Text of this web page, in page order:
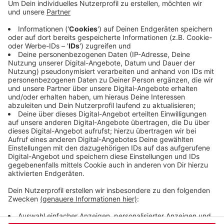
Der Kreis hat durch Corona bei den
Tempokontrollen eine halbe Million weniger
eingenommen, sagte der Kämmerer der Zeitung
"Westfalenpost". Die Leute seien zuhause
geblieben, also sei weniger geblitzt worden. Die
Anlage im Kreuz Nord sei normalerweise sehr
"lukrativ", heißt es.
Veröffentlicht:Donnerstag, 24.06.2021 15:07
Anzeige
Anzeige